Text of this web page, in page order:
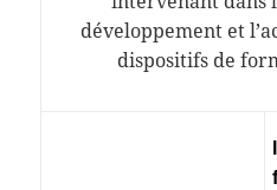
développement et
dispositifs de